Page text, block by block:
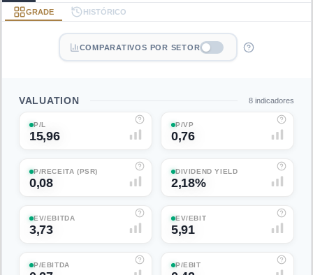
GRADE HISTÓRICO
COMPARATIVOS POR SETOR
VALUATION 8 indicadores
P/L
15,96
P/VP
0,76
P/RECEITA (PSR)
0,08
DIVIDEND YIELD
2,18%
EV/EBITDA
3,73
EV/EBIT
5,91
P/EBITDA P/EBIT